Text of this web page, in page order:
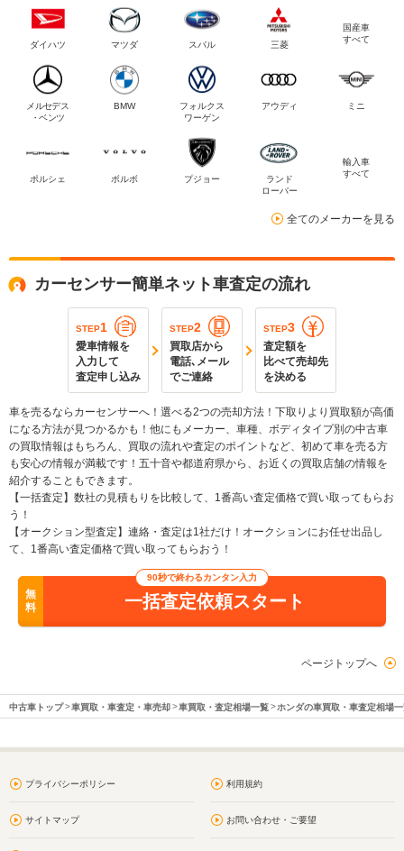
ダイハツ マツダ スバル 三菱
国産車
すべて
メルセデス
・ベンツ
BMW
フォルクス
ワーゲン
アウディ ミニ
ポルシェ ボルボ プジョー
ランド
ローバー
輸入車
すべて
全てのメーカーを見る
カーセンサー簡単ネット車査定の流れ
STEP1
愛車情報を
入力して
査定申し込み
STEP2
買取店から
電話､メール
でご連絡
STEP3
査定額を
比べて売却先
を決める
車を売るならカーセンサーへ！選べる2つの売却方法！下取りより買取額が高価
になる方法が見つかるかも！他にもメーカー、車種、ボディタイプ別の中古車
の買取情報はもちろん、買取の流れや査定のポイントなど、初めて車を売る方
も安心の情報が満載です！五十音や都道府県から、お近くの買取店舗の情報を
紹介することもできます。
【一括査定】数社の見積もりを比較して、1番高い査定価格で買い取ってもらお
う！
【オークション型査定】連絡・査定は1社だけ！オークションにお任せ出品し
て、1番高い査定価格で買い取ってもらおう！
無
料
90秒で終わるカンタン入力
一括査定依頼スタート
ページトップへ
中古車トップ 車買取・車査定・車売却 車買取・査定相場一覧 ホンダの車買取・車査定相場
プライバシーポリシー 利用規約
サイトマップ お問い合わせ・ご要望